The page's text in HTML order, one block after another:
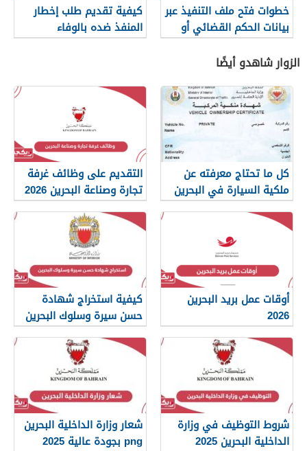
خطوات فتح ملف التنفيذ عبر
بيانات الحكم القضائي أو
بيانات المستند التنفيذي
كيفية تقديم طلب إخطار
المنفذ ضده بالوفاء
الزوار شاهدو أيضًا
كل ما تحتاج معرفته عن
ملكية السيارة في البحرين
التقديم على وظائف غرفة
تجارة وصناعة البحرين 2026
أوقات عمل بريد البحرين
2026
كيفية استخراج شهادة
حسن سيرة وسلوك البحرين
2026
شروط التوظيف في وزارة
الداخلية البحرين 2025
شعار وزارة الداخلية البحرين
png بجودة عالية 2025